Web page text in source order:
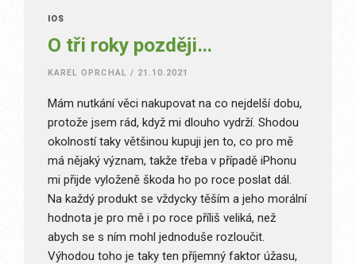
IOS
O tři roky později…
KAREL OPRCHAL / 21.10.2021
Mám nutkání věci nakupovat na co nejdelší dobu,
protože jsem rád, když mi dlouho vydrží. Shodou
okolností taky většinou kupuji jen to, co pro mě
má nějaký význam, takže třeba v případě iPhonu
mi přijde vyloženě škoda ho po roce poslat dál.
Na každý produkt se vždycky těším a jeho morální
hodnota je pro mě i po roce příliš veliká, než
abych se s ním mohl jednoduše rozloučit.
Výhodou toho je taky ten příjemný faktor úžasu,